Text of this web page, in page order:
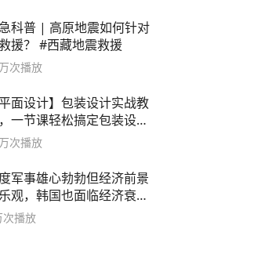
科普 | 高原地震如何针对
援？ #西藏地震救援
次播放
平面设计】包装设计实战教
一节课轻松搞定包装设计
！
次播放
军事雄心勃勃但经济前景
观，韩国也面临经济衰退
次播放